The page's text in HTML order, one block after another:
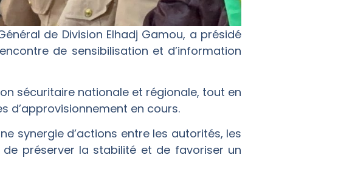
de Division Elhadj Gamou, a présidé
de sensibilisation et d’information
sécuritaire nationale et régionale, tout en
d’approvisionnement en cours.
synergie d’actions entre les autorités, les
préserver la stabilité et de favoriser un